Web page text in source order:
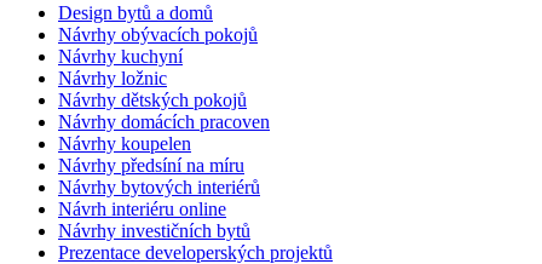
Design bytů a domů
Návrhy obývacích pokojů
Návrhy kuchyní
Návrhy ložnic
Návrhy dětských pokojů
Návrhy domácích pracoven
Návrhy koupelen
Návrhy předsíní na míru
Návrhy bytových interiérů
Návrh interiéru online
Návrhy investičních bytů
Prezentace developerských projektů